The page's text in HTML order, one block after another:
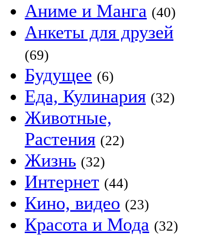
Аниме и Манга (40)
Анкеты для друзей
(69)
Будущее (6)
Еда, Кулинария (32)
Животные,
Растения (22)
Жизнь (32)
Интернет (44)
Кино, видео (23)
Красота и Мода (32)